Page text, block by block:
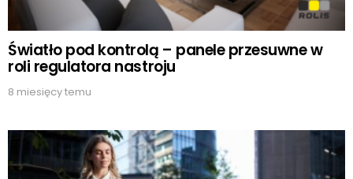
Światło pod kontrolą – panele przesuwne w
roli regulatora nastroju
8 miesięcy temu